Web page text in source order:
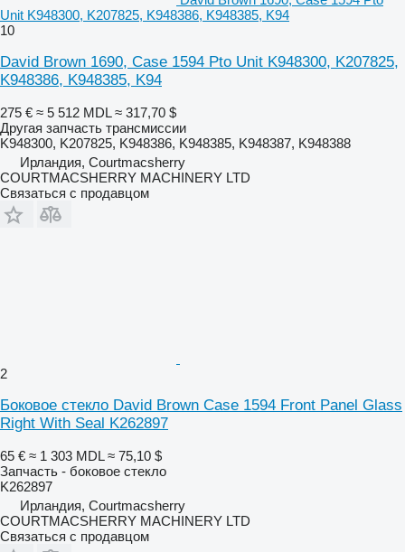
Unit K948300, K207825, K948386, K948385, K94
10
David Brown 1690, Case 1594 Pto Unit K948300, K207825,
K948386, K948385, K94
275 € ≈ 5 512 MDL ≈ 317,70 $
Другая запчасть трансмиссии
K948300, K207825, K948386, K948385, K948387, K948388
Ирландия, Courtmacsherry
COURTMACSHERRY MACHINERY LTD
Связаться с продавцом
2
Боковое стекло David Brown Case 1594 Front Panel Glass
Right With Seal K262897
65 € ≈ 1 303 MDL ≈ 75,10 $
Запчасть - боковое стекло
K262897
Ирландия, Courtmacsherry
COURTMACSHERRY MACHINERY LTD
Связаться с продавцом